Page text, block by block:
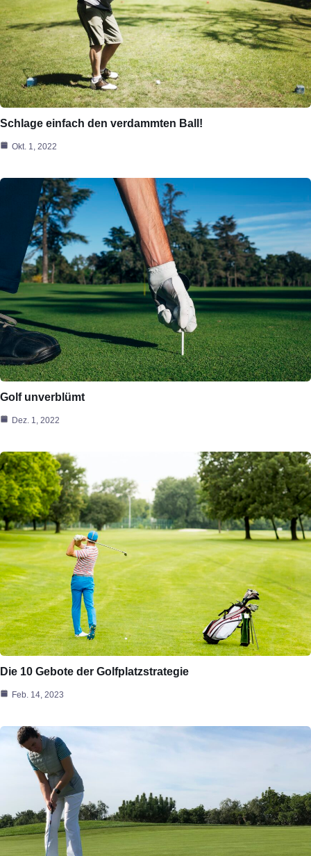
Schlage einfach den verdammten Ball!
Okt. 1, 2022
Golf unverblümt
Dez. 1, 2022
Die 10 Gebote der Golfplatzstrategie
Feb. 14, 2023